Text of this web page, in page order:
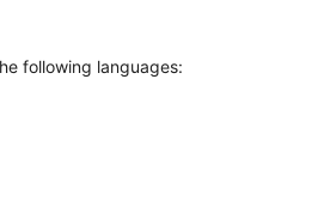
following languages: